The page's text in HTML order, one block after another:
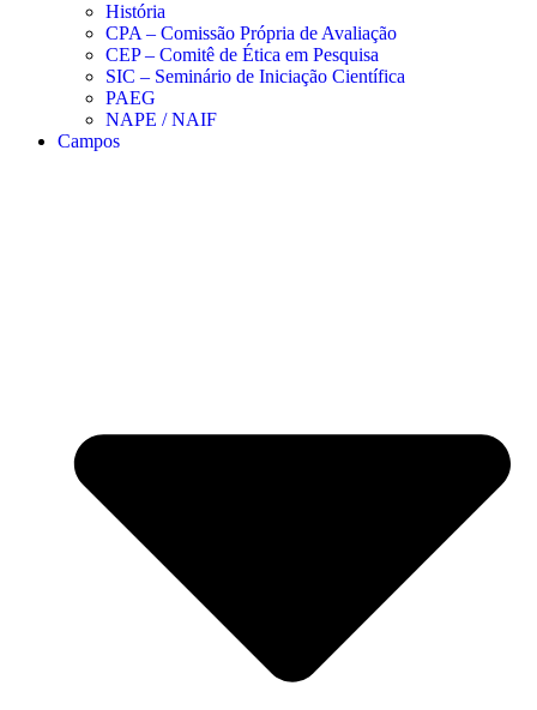
História
CPA – Comissão Própria de Avaliação
CEP – Comitê de Ética em Pesquisa
SIC – Seminário de Iniciação Científica
PAEG
NAPE / NAIF
Campos